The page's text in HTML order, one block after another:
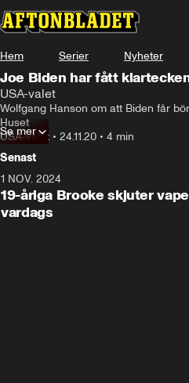
Hem Serier Nyheter
Joe Biden har fått
USA-valet
Wolfgang Hanson om att Biden får
Huset
USA-valet • 24.11.20 • 4 min
Se mer
Senast
1 NOV. 2024
19-åriga Brooke skjuter
vardags